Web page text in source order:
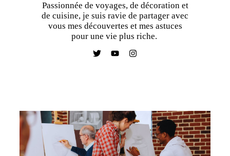
Passionnée de voyages, de décoration et
de cuisine, je suis ravie de partager avec
vous mes découvertes et mes astuces
pour une vie plus riche.